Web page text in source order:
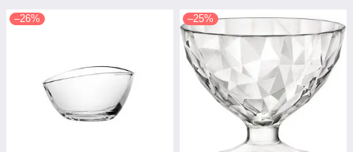
–26% –25%